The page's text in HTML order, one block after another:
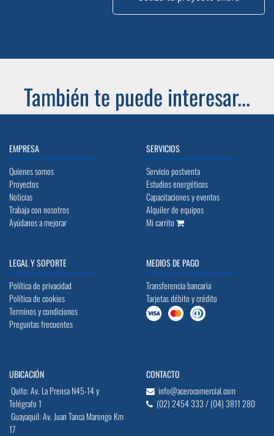
También te puede interesar...
EMPRESA
Quienes somos
Proyectos
Noticias
Trabaja con nosotros
Ayúdanos a mejorar
SERVICIOS
Servicio postventa
Estudios energéticos
Capacitaciones y eventos
Alquiler de equipos
Mi carrito
LEGAL Y SOPORTE
Política de privacidad
Política de cookies
Terminos y condiciones
Preguntas frecuentes
MEDIOS DE PAGO
Transferencia bancaria
Tarjetas débito y crédito
UBICACIÓN
Quito: Av. La Prensa N45-14 y
Telégrafo 1
Guayaquil: Av. Juan Tanca Marengo Km
17
CONTACTO
info@acerocomercial.com
(02) 2454 333 / (04) 3811 280